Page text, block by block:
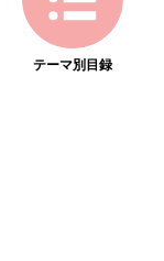
テーマ別目録